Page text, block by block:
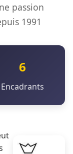
passion
1991
6
Encadrants